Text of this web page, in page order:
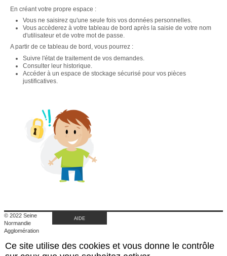
En créant votre propre espace :
Vous ne saisirez qu'une seule fois vos données personnelles.
Vous accèderez à votre tableau de bord après la saisie de votre nom
d'utilisateur et de votre mot de passe.
A partir de ce tableau de bord, vous pourrez :
Suivre l'état de traitement de vos demandes.
Consulter leur historique.
Accéder à un espace de stockage sécurisé pour vos pièces
justificatives.
© 2022 Seine
Normandie
Agglomération
Retour au site de
l'agglomération
AIDE
Ce site utilise des cookies et vous donne le contrôle